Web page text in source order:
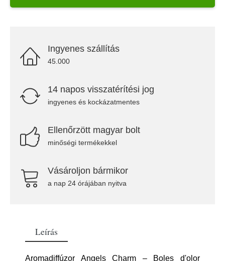
Ingyenes szállítás
45.000
14 napos visszatérítési jog
ingyenes és kockázatmentes
Ellenőrzött magyar bolt
minőségi termékekkel
Vásároljon bármikor
a nap 24 órájában nyitva
Leírás
Aromadiffúzor Angels Charm – Boles d'olor